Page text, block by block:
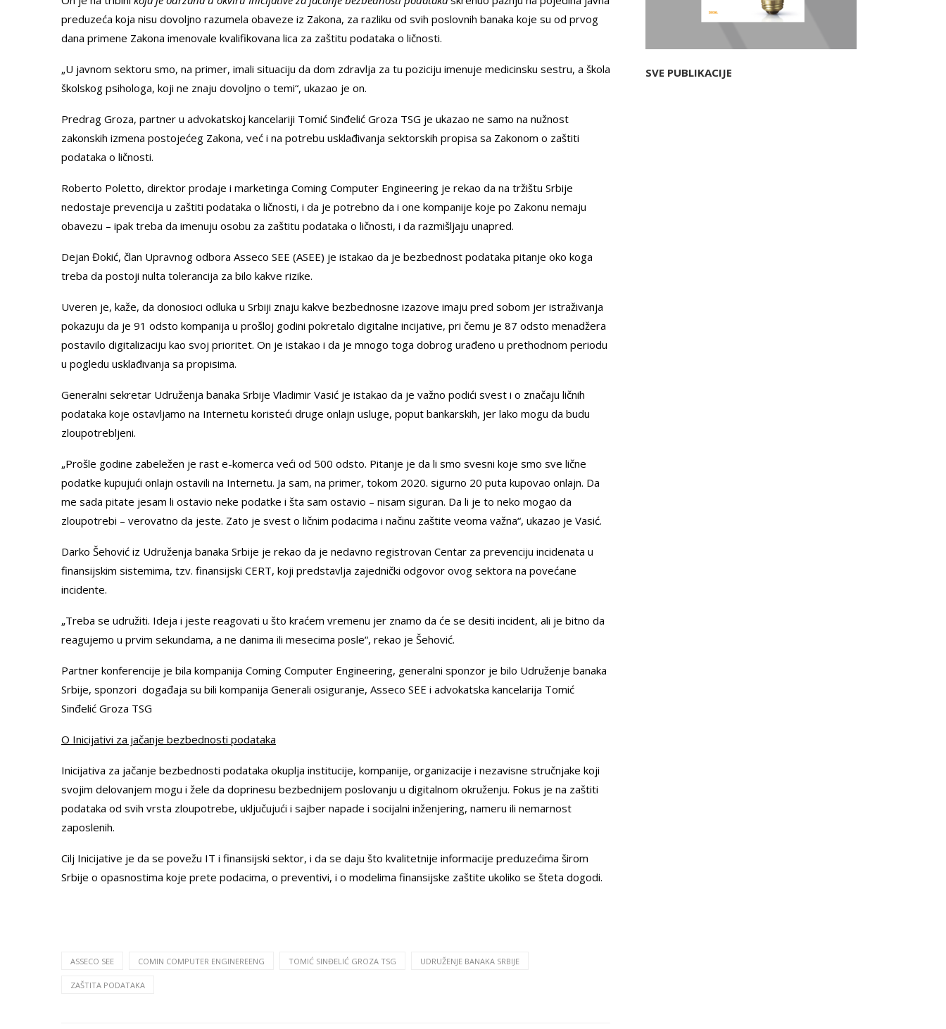
preduzeća koja nisu dovoljno razumela obaveze iz Zakona, za razliku od svih poslovnih banaka koje su od prvog
dana primene Zakona imenovale kvalifikovana lica za zaštitu podataka o ličnosti.
„U javnom sektoru smo, na primer, imali situaciju da dom zdravlja za tu poziciju imenuje medicinsku sestru, a škola
školskog psihologa, koji ne znaju dovoljno o temi“, ukazao je on.
Predrag Groza, partner u advokatskoj kancelariji Tomić Sinđelić Groza TSG je ukazao ne samo na nužnost
zakonskih izmena postojećeg Zakona, već i na potrebu usklađivanja sektorskih propisa sa Zakonom o zaštiti
podataka o ličnosti.
Roberto Poletto, direktor prodaje i marketinga Coming Computer Engineering je rekao da na tržištu Srbije
nedostaje prevencija u zaštiti podataka o ličnosti, i da je potrebno da i one kompanije koje po Zakonu nemaju
obavezu – ipak treba da imenuju osobu za zaštitu podataka o ličnosti, i da razmišljaju unapred.
Dejan Đokić, član Upravnog odbora Asseco SEE (ASEE) je istakao da je bezbednost podataka pitanje oko koga
treba da postoji nulta tolerancija za bilo kakve rizike.
Uveren je, kaže, da donosioci odluka u Srbiji znaju kakve bezbednosne izazove imaju pred sobom jer istraživanja
pokazuju da je 91 odsto kompanija u prošloj godini pokretalo digitalne incijative, pri čemu je 87 odsto menadžera
postavilo digitalizaciju kao svoj prioritet. On je istakao i da je mnogo toga dobrog urađeno u prethodnom periodu
u pogledu usklađivanja sa propisima.
Generalni sekretar Udruženja banaka Srbije Vladimir Vasić je istakao da je važno podići svest i o značaju ličnih
podataka koje ostavljamo na Internetu koristeći druge onlajn usluge, poput bankarskih, jer lako mogu da budu
zloupotrebljeni.
„Prošle godine zabeležen je rast e-komerca veći od 500 odsto. Pitanje je da li smo svesni koje smo sve lične
podatke kupujući onlajn ostavili na Internetu. Ja sam, na primer, tokom 2020. sigurno 20 puta kupovao onlajn. Da
me sada pitate jesam li ostavio neke podatke i šta sam ostavio – nisam siguran. Da li je to neko mogao da
zloupotrebi – verovatno da jeste. Zato je svest o ličnim podacima i načinu zaštite veoma važna“, ukazao je Vasić.
Darko Šehović iz Udruženja banaka Srbije je rekao da je nedavno registrovan Centar za prevenciju incidenata u
finansijskim sistemima, tzv. finansijski CERT, koji predstavlja zajednički odgovor ovog sektora na povećane
incidente.
„Treba se udružiti. Ideja i jeste reagovati u što kraćem vremenu jer znamo da će se desiti incident, ali je bitno da
reagujemo u prvim sekundama, a ne danima ili mesecima posle“, rekao je Šehović.
Partner konferencije je bila kompanija Coming Computer Engineering, generalni sponzor je bilo Udruženje banaka
Srbije, sponzori događaja su bili kompanija Generali osiguranje, Asseco SEE i advokatska kancelarija Tomić
Sinđelić Groza TSG
O Inicijativi za jačanje bezbednosti podataka
Inicijativa za jačanje bezbednosti podataka okuplja institucije, kompanije, organizacije i nezavisne stručnjake koji
svojim delovanjem mogu i žele da doprinesu bezbednijem poslovanju u digitalnom okruženju. Fokus je na zaštiti
podataka od svih vrsta zloupotrebe, uključujući i sajber napade i socijalni inženjering, nameru ili nemarnost
zaposlenih.
Cilj Inicijative je da se povežu IT i finansijski sektor, i da se daju što kvalitetnije informacije preduzećima širom
Srbije o opasnostima koje prete podacima, o preventivi, i o modelima finansijske zaštite ukoliko se šteta dogodi.
ASSECO SEE COMIN COMPUTER ENGINEREENG TOMIĆ SINĐELIĆ GROZA TSG UDRUŽENJE BANAKA SRBIJE
ZAŠTITA PODATAKA
SVE PUBLIKACIJE